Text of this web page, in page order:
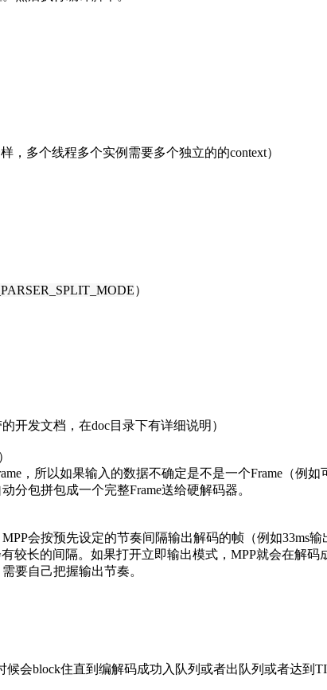
，多个线程多个实例需要多个独立的的context）
）
开发文档，在doc目录下有详细说明）
，所以如果输入的数据不确定是不是一个Frame（例
分包拼包成一个完整Frame送给硬解码器。
会按预先设定的节奏间隔输出解码的帧（例如33ms
较长的间隔。如果打开立即输出模式，MPP就会在解
要自己把握输出节奏。
会block住直到编解码成功入队列或者出队列或者达到